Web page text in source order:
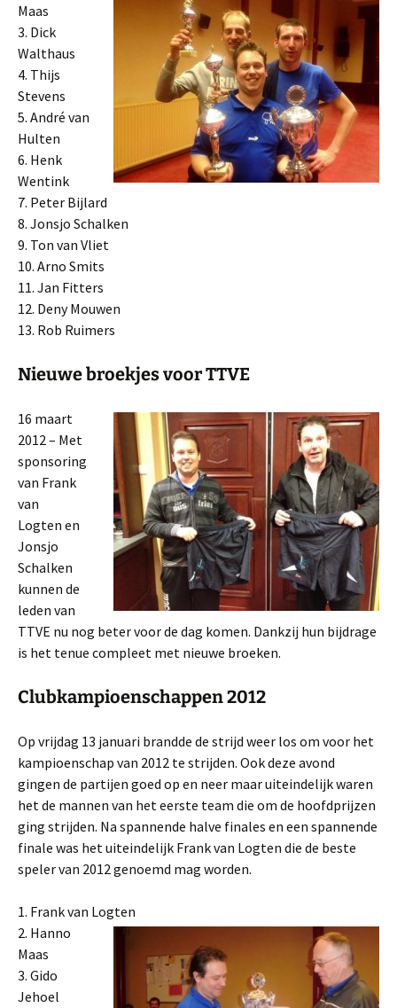
Maas
3. Dick
Walthaus
4. Thijs
Stevens
5. André van
Hulten
6. Henk
Wentink
7. Peter Bijlard
8. Jonsjo Schalken
9. Ton van Vliet
10. Arno Smits
11. Jan Fitters
12. Deny Mouwen
13. Rob Ruimers
Nieuwe broekjes voor TTVE
16 maart
2012 – Met
sponsoring
van Frank
van
Logten en
Jonsjo
Schalken
kunnen de
leden van
TTVE nu nog beter voor de dag komen. Dankzij hun bijdrage
is het tenue compleet met nieuwe broeken.
Clubkampioenschappen 2012
Op vrijdag 13 januari brandde de strijd weer los om voor het
kampioenschap van 2012 te strijden. Ook deze avond
gingen de partijen goed op en neer maar uiteindelijk waren
het de mannen van het eerste team die om de hoofdprijzen
ging strijden. Na spannende halve finales en een spannende
finale was het uiteindelijk Frank van Logten die de beste
speler van 2012 genoemd mag worden.
1. Frank van Logten
2. Hanno
Maas
3. Gido
Jehoel